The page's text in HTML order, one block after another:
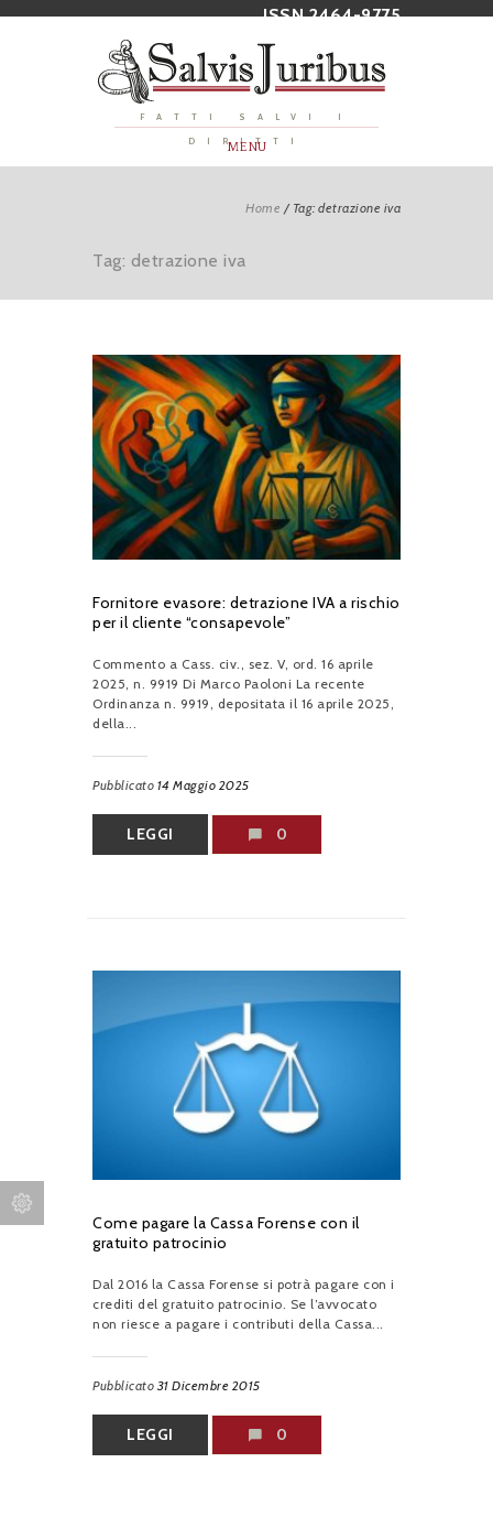
ISSN 2464-9775
FATTI SALVI I
DIRITTI
MENU
Home / Tag: detrazione iva
Tag: detrazione iva
Fornitore evasore: detrazione IVA a rischio
per il cliente “consapevole”
Commento a Cass. civ., sez. V, ord. 16 aprile
2025, n. 9919 Di Marco Paoloni La recente
Ordinanza n. 9919, depositata il 16 aprile 2025,
della...
Pubblicato 14 Maggio 2025
LEGGI 0
Come pagare la Cassa Forense con il
gratuito patrocinio
Dal 2016 la Cassa Forense si potrà pagare con i
crediti del gratuito patrocinio. Se l’avvocato
non riesce a pagare i contributi della Cassa...
Pubblicato31 Dicembre 2015
LEGGI 0